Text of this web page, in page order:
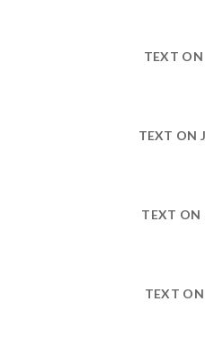
TEXT ON
TEXT ON
TEXT ON
TEXT